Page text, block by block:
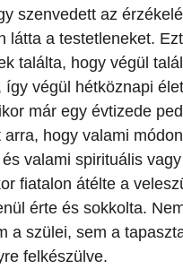
szenvedett az
látta a testetleneket.
találta, hogy végül
így végül hétköznapi
már egy évtizede
arra, hogy valami
valami spirituális
fiatalon átélte a
érte és sokkolta.
a szülei, sem a
felkészülve.